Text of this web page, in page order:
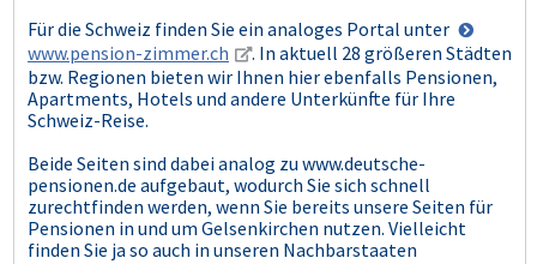
Für die Schweiz finden Sie ein analoges Portal unter
www.pension-zimmer.ch
. In aktuell 28 größeren Städten
bzw. Regionen bieten wir Ihnen hier ebenfalls Pensionen,
Apartments, Hotels und andere Unterkünfte für Ihre
Schweiz-Reise.
Beide Seiten sind dabei analog zu www.deutsche-
pensionen.de aufgebaut, wodurch Sie sich schnell
zurechtfinden werden, wenn Sie bereits unsere Seiten für
Pensionen in und um Gelsenkirchen nutzen. Vielleicht
finden Sie ja so auch in unseren Nachbarstaaten